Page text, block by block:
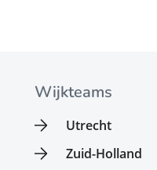
Wijkteams
Utrecht
Zuid-Holland